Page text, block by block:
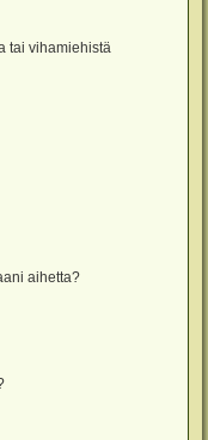
tai vihamiehistä
aihetta?